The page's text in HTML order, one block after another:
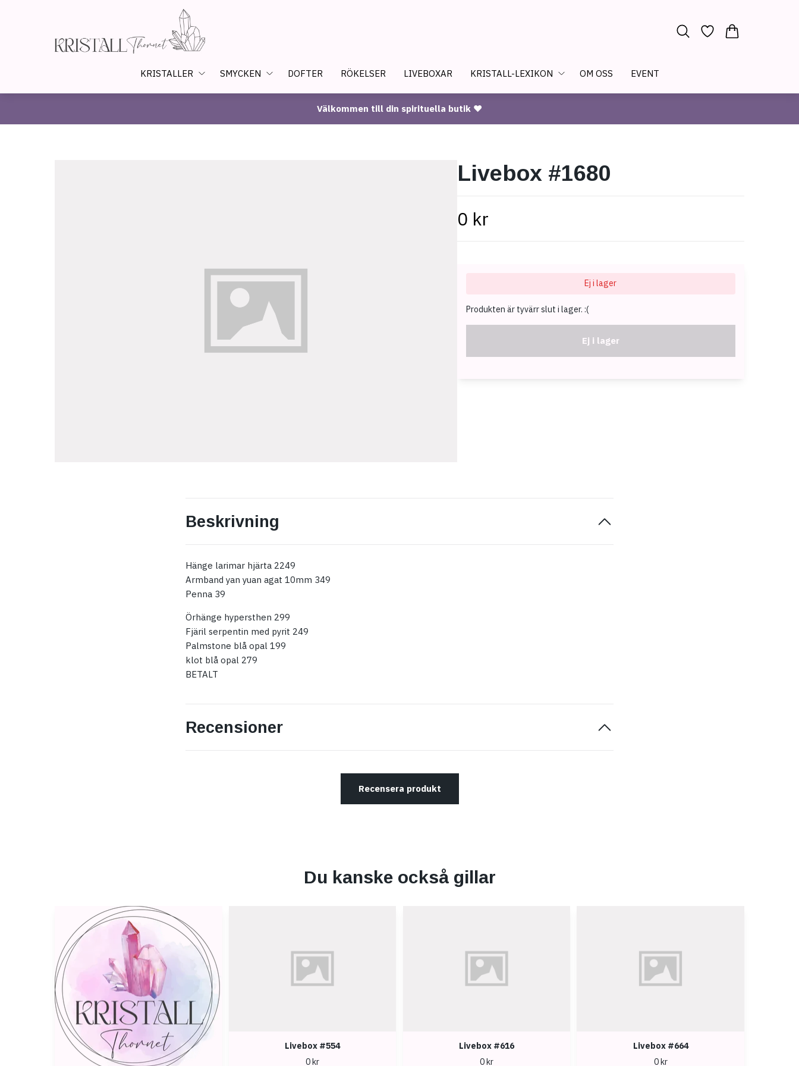
KRISTALLER SMYCKEN DOFTER RÖKELSER LIVEBOXAR KRISTALL-LEXIKON OM OSS EVENT
Välkommen till din spirituella butik ♥
Livebox #1680
0 kr
Ej i lager
Produkten är tyvärr slut i lager. :(
Ej i lager
Beskrivning
Hänge larimar hjärta 2249
Armband yan yuan agat 10mm 349
Penna 39
Örhänge hypersthen 299
Fjäril serpentin med pyrit 249
Palmstone blå opal 199
klot blå opal 279
BETALT
Recensioner
Recensera produkt
Du kanske också gillar
Livebox #554
0 kr
Livebox #616
0 kr
Livebox #664
0 kr